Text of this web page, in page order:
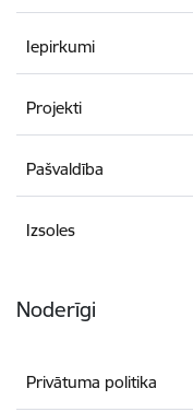
Iepirkumi
Projekti
Pašvaldība
Izsoles
Noderīgi
Privātuma politika